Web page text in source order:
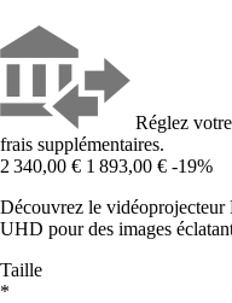
Réglez
frais supplémentaires.
2 340,00 € 1 893,00 € -19%
Découvrez le
UHD pour des images
Taille
*